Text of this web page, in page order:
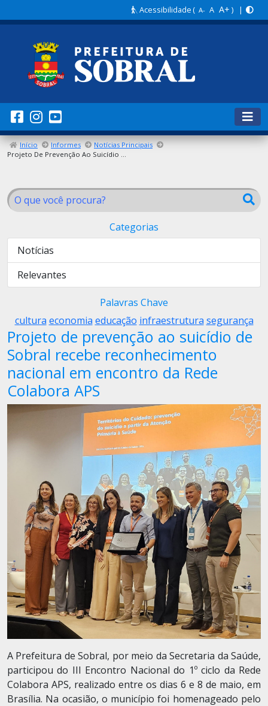
Acessibilidade( A- A A+ ) |
Início Informes
Notícias Principais
Projeto De Prevenção Ao Suicídio De Sobral Recebe Reconhecimento Nacional Em Encontro Da Rede Colabora APS
Categorias
Notícias
Relevantes
Palavras Chave
cultura economia educação infraestrutura segurança
Projeto de prevenção ao suicídio de
Sobral recebe reconhecimento
nacional em encontro da Rede
Colabora APS
A Prefeitura de Sobral, por meio da Secretaria da Saúde,
participou do III Encontro Nacional do 1º ciclo da Rede
Colabora APS, realizado entre os dias 6 e 8 de maio, em
Brasília. Na ocasião, o município foi homenageado pelo